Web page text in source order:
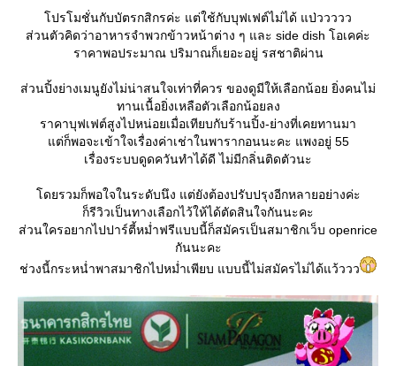
ปรโมชั่นกับบัตรกสิกรค่ะ แต่ใช้กับบุฟเฟต์ไม่ได้ แป่ววววว
ส่วนตัวคิดว่าอาหารจำพวกข้าวหน้าต่าง ๆ และ side dish โอเคค่ะ
ราคาพอประมาณ ปริมาณก็เยอะอยู่ รสชาติผ่าน
ส่วนปิ้งย่างเมนูยังไม่น่าสนใจเท่าที่ควร ของดูมีให้เลือกน้อย ยิ่งคนไม่
ทานเนื้อยิ่งเหลือตัวเลือกน้อยลง
ราคาบุฟเฟต์สูงไปหน่อยเมื่อเทียบกับร้านปิ้ง-ย่างที่เคยทานมา
ต่ก็พอจะเข้าใจเรื่องค่าเช่าในพารากอนนะคะ แพงอยู่ 55
เรื่องระบบดูดควันทำได้ดี ไม่มีกลิ่นติดตัวนะ
ดยรวมก็พอใจในระดับนึง แต่ยังต้องปรับปรุงอีกหลายอย่างค่ะ
ก็รีวิวเป็นทางเลือกไว้ให้ได้ตัดสินใจกันนะคะ
ส่วนใครอยากไปปาร์ตี้หม่ำฟรีแบบนี้ก็สมัครเป็นสมาชิกเว็บ openrice
กันนะคะ
ช่วงนี้กระหน่ำพาสมาชิกไปหม่ำเพียบ แบบนี้ไม่สมัครไม่ได้แว้ววว